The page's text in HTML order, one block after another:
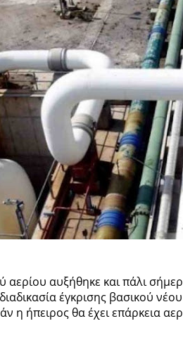
αερίου αυξήθηκε και πάλι
έγκρισης βασικού
η ήπειρος θα έχει επάρκεια